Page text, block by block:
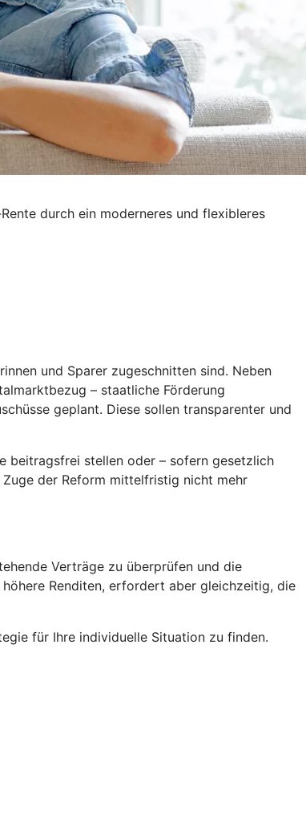
durch ein moderneres und flexibleres
und Sparer zugeschnitten sind. Neben
– staatliche Förderung
geplant. Diese sollen transparenter und
beitragsfrei stellen oder – sofern gesetzlich
der Reform mittelfristig nicht mehr
Verträge zu überprüfen und die
Renditen, erfordert aber gleichzeitig, die
für Ihre individuelle Situation zu finden.